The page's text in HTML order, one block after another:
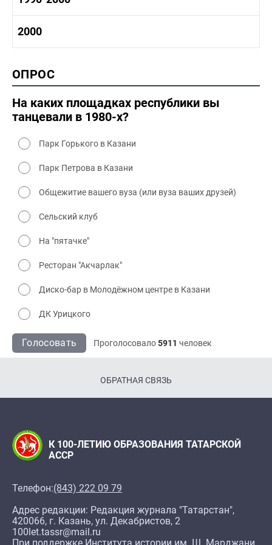
1980-1990 культура
1990-2000 культура
2000
2000 промышленность
2000 культура
ОПРОС
На каких площадках республики вы
танцевали в 1980-х?
Парк Горького в Казани
Парк Петрова в Казани
Общежитие вашего вуза (или вуза ваших друзей)
Сельский клуб
На "пятачке"
Ресторан "Акчарлак"
Диско-бар в Молодёжном центре в Казани
ДК Урицкого
Голосовать Проголосовало5911 человек
ОБРАТНАЯ СВЯЗЬ
К 100-ЛЕТИЮ ОБРАЗОВАНИЯ ТАТАРСКОЙ
АССР
Телефон:(843) 222 09 79
Адрес редакции: Редакция журнала "Татарстан",
420066, г. Казань, ул. Декабристов, 2
100let.tassr@mail.ru
При поддержке Института истории им. Ш. Марджани